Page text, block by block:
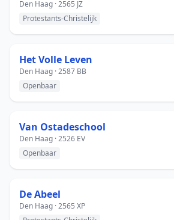
Den Haag · 2565 JZ
Protestants-Christelijk
Het Volle Leven
Den Haag · 2587 BB
Openbaar
Van Ostadeschool
Den Haag · 2526 EV
Openbaar
De Abeel
Den Haag · 2565 XP